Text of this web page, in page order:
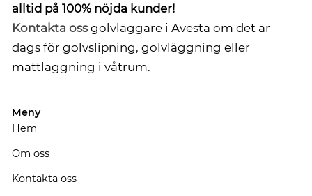
alltid på 100% nöjda kunder!
Kontakta ossgolvläggare i Avesta om det är
dags för golvslipning, golvläggning eller
mattläggning i våtrum.
Meny
Hem
Om oss
Kontakta oss